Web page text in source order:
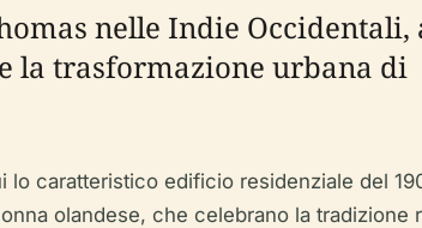
nelle Indie Occidentali,
la trasformazione urbana di
lo caratteristico edificio residenziale del
olandese, che celebrano la tradizione